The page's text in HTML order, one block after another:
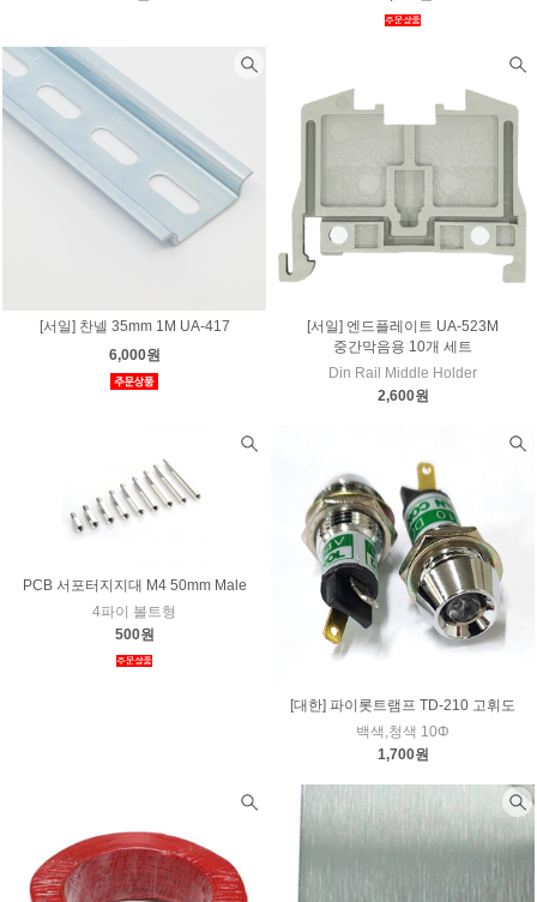
[서일] 찬넬 35mm 1M UA-417
6,000원
[서일] 엔드플레이트 UA-523M
중간막음용 10개 세트
​Din Rail Middle Holder
2,600원
PCB 서포터지지대 M4 50mm Male
4파이 볼트형
500원
[대한] 파이롯트램프 TD-210 고휘도
백색,청색 10Φ
1,700원